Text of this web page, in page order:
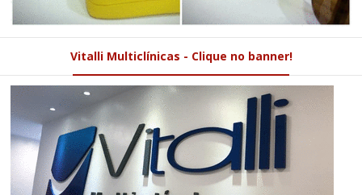
Vitalli Multiclínicas - Clique no banner!